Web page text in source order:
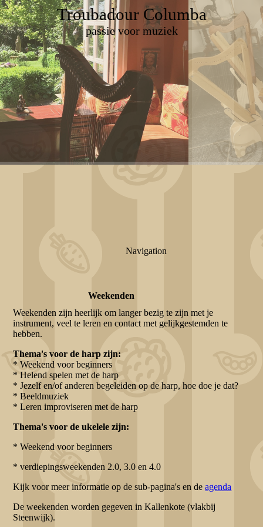
Troubadour Columba
passie voor muziek
Navigation
Weekenden
Weekenden zijn heerlijk om langer bezig te zijn met je
instrument, veel te leren en contact met gelijkgestemden te
hebben.
Thema's voor de harp zijn:
* Weekend voor beginners
* Helend spelen met de harp
* Jezelf en/of anderen begeleiden op de harp, hoe doe je dat?
* Beeldmuziek
* Leren improviseren met de harp
Thema's voor de ukelele zijn:
* Weekend voor beginners
* verdiepingsweekenden 2.0, 3.0 en 4.0
Kijk voor meer informatie op de sub-pagina's en deagenda
De weekenden worden gegeven in Kallenkote (vlakbij
Steenwijk).